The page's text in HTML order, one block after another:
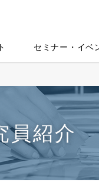
セミナー・イベ
員紹介